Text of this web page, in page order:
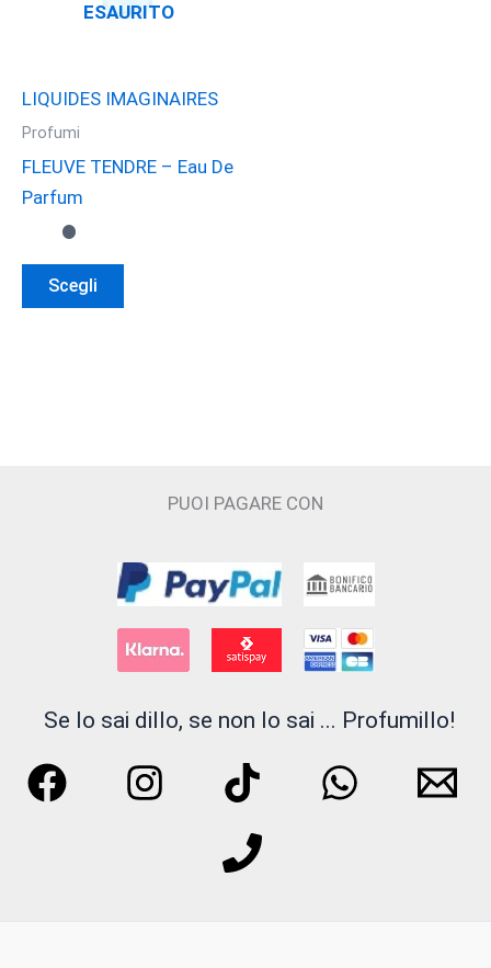
pagina
ESAURITO
LIQUIDES IMAGINAIRES
Profumi
FLEUVE TENDRE – Eau De
Parfum
Scegli
Questo
essere
nella
pagina
del
prodotto
PUOI PAGARE CON
Se lo sai dillo, se non lo sai ... Profumillo!